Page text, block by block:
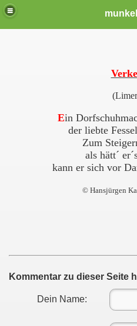
Ein
der liebte
Zum
als hätt´
kann er sich vor
© Hansjürgen
Kommentar zu dieser Seite
Dein Name: